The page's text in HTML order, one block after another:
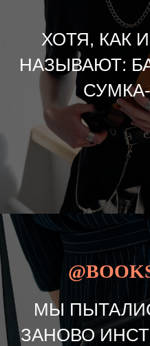
ХОТЯ, КАК
НАЗЫВАЮТ:
МЫ
ЗАНОВО